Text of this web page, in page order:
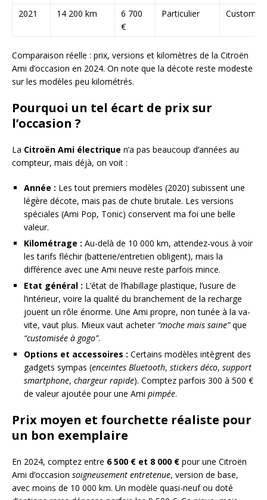
2021
14 200 km
6 700
€
Particulier
Comparaison réelle : prix, versions et kilomètres de la Citroën
Ami d’occasion en 2024. On note que la décote reste modeste
sur les modèles peu kilométrés.
Pourquoi un tel écart de prix sur
l’occasion ?
La Citroën Ami électrique n’a pas beaucoup d’années au
compteur, mais déjà, on voit :
Année : Les tout premiers modèles (2020) subissent une
légère décote, mais pas de chute brutale. Les versions
spéciales (Ami Pop, Tonic) conservent ma foi une belle
valeur.
Kilométrage : Au-delà de 10 000 km, attendez-vous à voir
les tarifs fléchir (batterie/entretien obligent), mais la
différence avec une Ami neuve reste parfois mince.
Etat général : L’état de l’habillage plastique, l’usure de
l’intérieur, voire la qualité du branchement de la recharge
jouent un rôle énorme. Une Ami propre, non tunée à la va-
vite, vaut plus. Mieux vaut acheter “moche mais saine”que
“customisée à gogo”.
Options et accessoires : Certains modèles intègrent des
gadgets sympas (enceintes Bluetooth, stickers déco, support
smartphone, chargeur rapide). Comptez parfois 300 à 500 €
de valeur ajoutée pour une Ami pimpée.
Prix moyen et fourchette réaliste pour
un bon exemplaire
En 2024, comptez entre 6 500 € et 8 000 € pour une Citroën
Ami d’occasion soigneusement entretenue, version de base,
avec moins de 10 000 km. Un modèle quasi-neuf ou doté